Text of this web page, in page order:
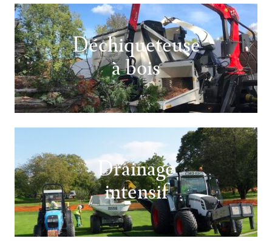
Déchiqueteuse
à bois
Drainage
intensif